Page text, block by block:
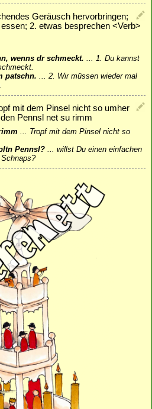
Geräusch hervorbringen;
2. etwas besprechen <Verb>
wenns dr schmeckt. ... 1. Du kannst
patschn. ... 2. Wir müssen wieder mal
mit dem Pinsel nicht so umher
Pennsl net su rimm
... Tropf mit dem Pinsel nicht so
Pennsl? ... willst Du einen einfachen